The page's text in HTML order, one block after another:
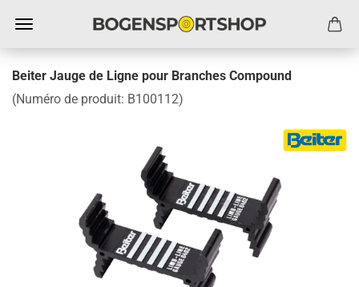
Beiter Jauge de Ligne pour Branches Compound
(Numéro de produit: B100112)